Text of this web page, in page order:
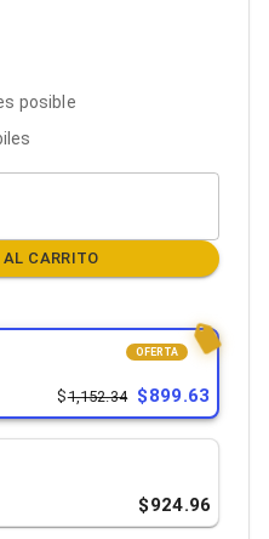
Servidores
posible
AL CARRITO
1,152.34 899.63
OFERTA
924.96